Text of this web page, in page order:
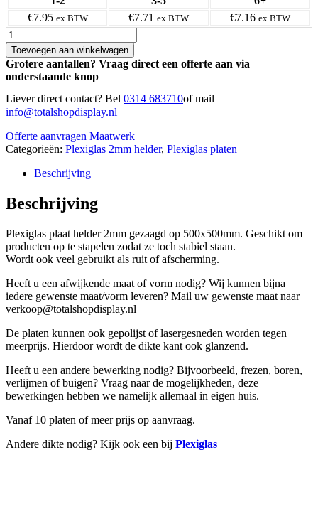
€7.95 ex BTW €7.71 ex BTW €7.16 ex BTW
Plexiglas
2mm
helder
500x500mm
aantal
Toevoegen aan winkelwagen
Grotere aantallen? Vraag direct een offerte aan via
onderstaande knop
Liever direct contact? Bel 0314 683710of mail
info@totalshopdisplay.nl
Offerte aanvragen Maatwerk
Categorieën: Plexiglas 2mm helder, Plexiglas platen
Beschrijving
Beschrijving
Plexiglas plaat helder 2mm gezaagd op 500x500mm. Geschikt om
producten op te stapelen zodat ze toch stabiel staan.
Wordt ook veel gebruikt als ruit of afscherming.
Heeft u een afwijkende maat of vorm nodig? Wij kunnen bijna
iedere gewenste maat/vorm leveren? Mail uw gewenste maat naar
verkoop@totalshopdisplay.nl
De platen kunnen ook gepolijst of lasergesneden worden tegen
meerprijs. Hierdoor wordt de dikte kant ook glanzend.
Heeft u een andere bewerking nodig? Bijvoorbeeld, frezen, boren,
verlijmen of buigen? Vraag naar de mogelijkheden, deze
bewerkingen hebben we namelijk allemaal in eigen huis.
Vanaf 10 platen of meer prijs op aanvraag.
Andere dikte nodig? Kijk ook een bij Plexiglas